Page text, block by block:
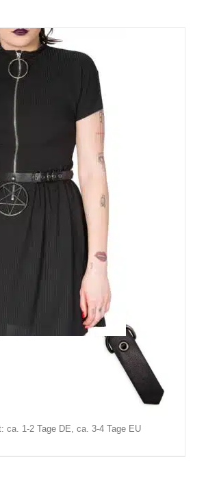
Gürtel Enyo
ca. 1-2 Tage DE, ca. 3-4 Tage EU